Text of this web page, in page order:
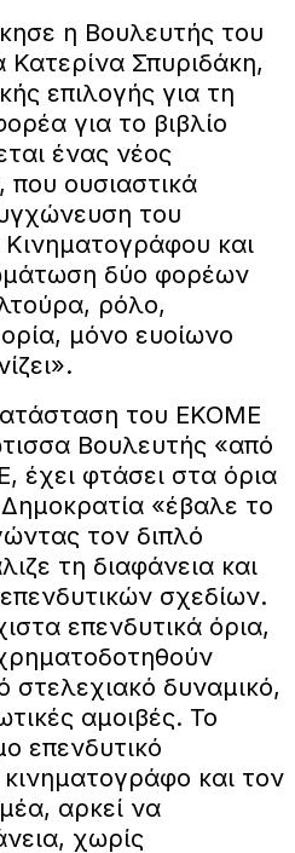
η Βουλευτής του
Σπυριδάκη,
επιλογής για τη
για το βιβλίο
ένας νέος
που ουσιαστικά
του
και
δύο φορέων
ρόλο,
μόνο ευοίωνο
του ΕΚΟΜΕ
Βουλευτής «από
φτάσει στα όρια
«έβαλε το
τον διπλό
τη διαφάνεια και
σχεδίων.
επενδυτικά όρια,
δυναμικό,
αμοιβές. Το
επενδυτικό
και τον
αρκεί να
χωρίς